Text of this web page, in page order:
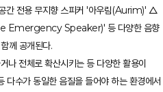
간 전용 무지향 스피커 '아우림(Aurim)' △
Emergency Speaker)' 등 다양한 음향
께 공개된다.
나 전체로 확산시키는 등 다양한 활용이
다수가 동일한 음질을 들어야 하는 환경에서